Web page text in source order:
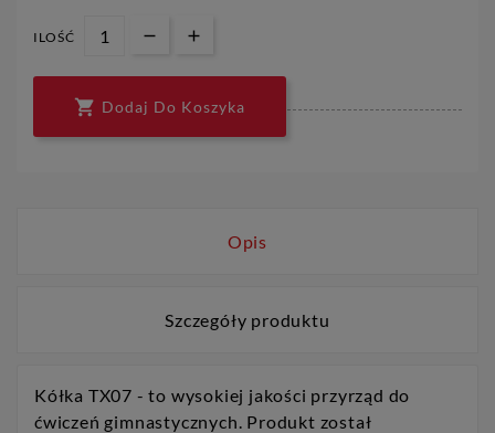
ILOŚĆ
 Dodaj Do Koszyka
Opis
Szczegóły produktu
Kółka TX07 - to wysokiej jakości przyrząd do
ćwiczeń gimnastycznych. Produkt został